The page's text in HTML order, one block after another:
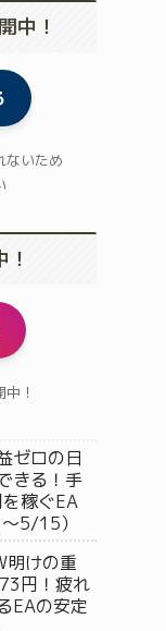
中！
ないため
！
ゼロの日
きる！手
稼ぐEA
5/15）
明けの重
円！疲れ
EAの安定